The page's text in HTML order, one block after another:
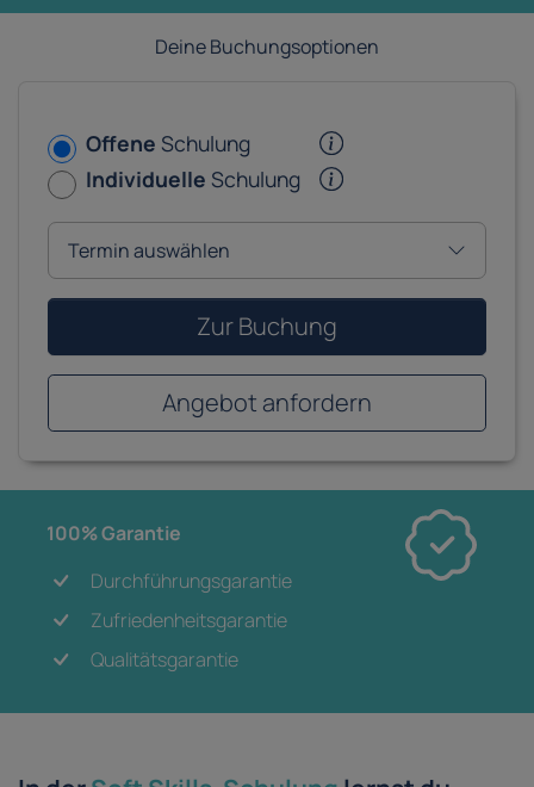
Deine Buchungsoptionen
Offene Schulung
Individuelle Schulung
Zur Buchung
Angebot anfordern
100% Garantie
Durchführungsgarantie
Zufriedenheitsgarantie
Qualitätsgarantie